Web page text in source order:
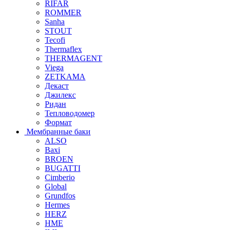
RIFAR
ROMMER
Sanha
STOUT
Tecofi
Thermaflex
THERMAGENT
Viega
ZETKAMA
Декаст
Джилекс
Ридан
Тепловодомер
Формат
Мембранные баки
ALSO
Baxi
BROEN
BUGATTI
Cimberio
Global
Grundfos
Hermes
HERZ
HME